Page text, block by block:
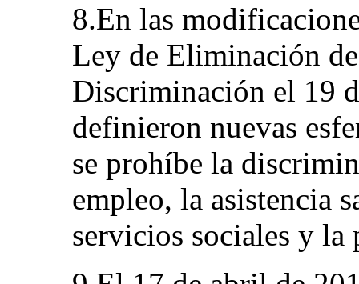
8.En las
Ley de Eliminación
Discriminación el 19
definieron nuevas
se prohíbe la
empleo, la asistencia
servicios sociales y la